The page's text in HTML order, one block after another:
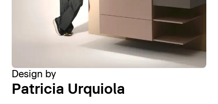
Design by
Patricia Urquiola